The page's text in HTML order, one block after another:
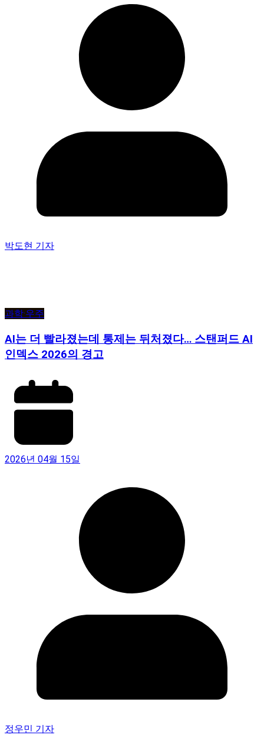
박도현 기자
과학·우주
AI는 더 빨라졌는데 통제는 뒤처졌다… 스탠퍼드 AI
인덱스 2026의 경고
2026년 04월 15일
정우민 기자